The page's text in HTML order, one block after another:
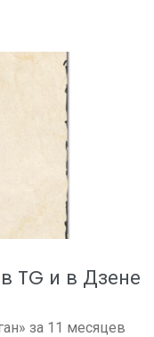
TG и в Дзене
за 11 месяцев